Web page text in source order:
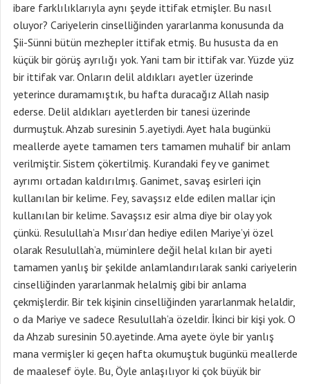
ibare farklılıklarıyla aynı şeyde ittifak etmişler. Bu nasıl
oluyor? Cariyelerin cinselliğinden yararlanma konusunda da
Şii-Sünni bütün mezhepler ittifak etmiş. Bu hususta da en
küçük bir görüş ayrılığı yok. Yani tam bir ittifak var. Yüzde yüz
bir ittifak var. Onların delil aldıkları ayetler üzerinde
yeterince duramamıştık, bu hafta duracağız Allah nasip
ederse. Delil aldıkları ayetlerden bir tanesi üzerinde
durmuştuk. Ahzab suresinin 5.ayetiydi. Ayet hala bugünkü
meallerde ayete tamamen ters tamamen muhalif bir anlam
verilmiştir. Sistem çökertilmiş. Kurandaki fey ve ganimet
ayrımı ortadan kaldırılmış. Ganimet, savaş esirleri için
kullanılan bir kelime. Fey, savaşsız elde edilen mallar için
kullanılan bir kelime. Savaşsız esir alma diye bir olay yok
çünkü. Resulullah’a Mısır’dan hediye edilen Mariye’yi özel
olarak Resulullah’a, müminlere değil helal kılan bir ayeti
tamamen yanlış bir şekilde anlamlandırılarak sanki cariyelerin
cinselliğinden yararlanmak helalmiş gibi bir anlama
çekmişlerdir. Bir tek kişinin cinselliğinden yararlanmak helaldir,
o da Mariye ve sadece Resulullah’a özeldir. İkinci bir kişi yok. O
da Ahzab suresinin 50.ayetinde. Ama ayete öyle bir yanlış
mana vermişler ki geçen hafta okumuştuk bugünkü meallerde
de maalesef öyle. Bu, Öyle anlaşılıyor ki çok büyük bir